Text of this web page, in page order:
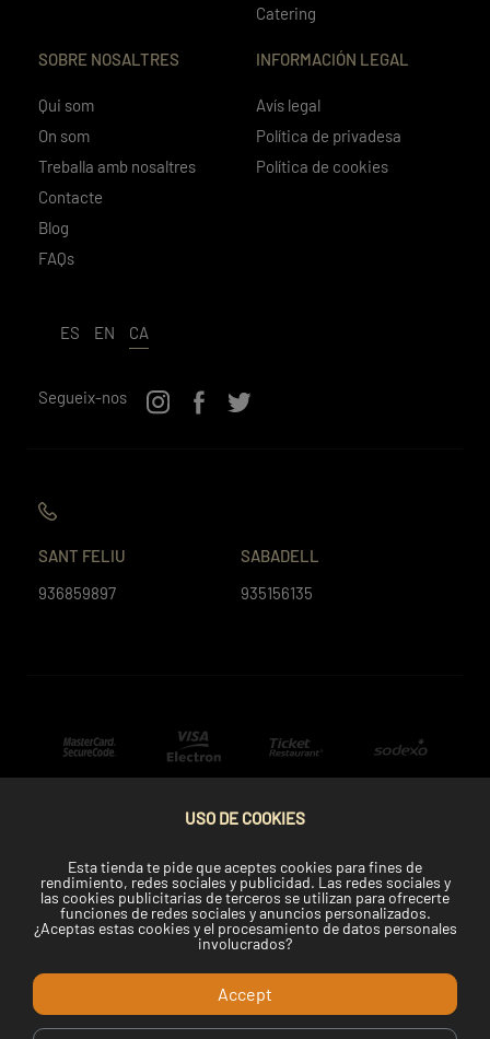
Catering
SOBRE NOSALTRES
Qui som
On som
Treballa amb nosaltres
Contacte
Blog
FAQs
INFORMACIÓN LEGAL
Avís legal
Política de privadesa
Política de cookies
ES EN CA
Segueix-nos
SANT FELIU
936859897
SABADELL
935156135
Copyright © 2022 Telemaki.com.
USO DE COOKIES
Esta tienda te pide que aceptes cookies para fines de
rendimiento, redes sociales y publicidad. Las redes sociales y
las cookies publicitarias de terceros se utilizan para ofrecerte
funciones de redes sociales y anuncios personalizados.
¿Aceptas estas cookies y el procesamiento de datos personales
involucrados?
Accept